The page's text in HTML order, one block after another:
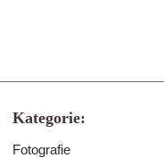
Kategorie:
Fotografie